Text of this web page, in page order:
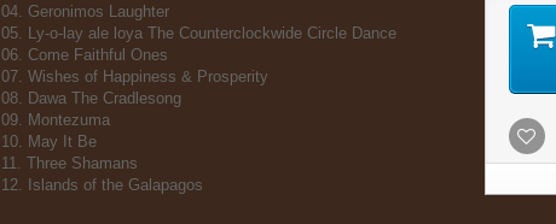
04. Geronimos Laughter
05. Ly-o-lay ale loya The Counterclockwide Circle Dance
06. Come Faithful Ones
07. Wishes of Happiness & Prosperity
08. Dawa The Cradlesong
09. Montezuma
10. May It Be
11. Three Shamans
12. Islands of the Galapagos